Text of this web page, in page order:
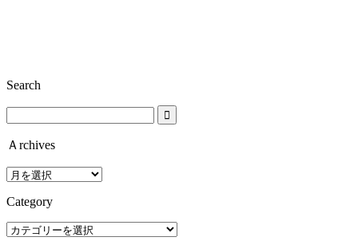
Search
Ａrchives
Ａ
Category
Category